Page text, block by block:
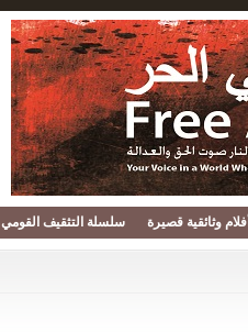
أفلام وثائقية قصيرة سلسلة التثقيف القومي